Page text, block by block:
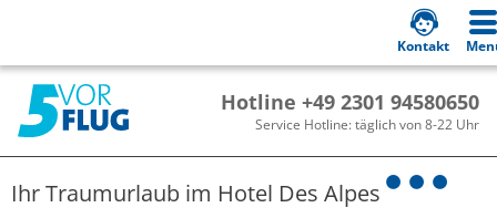
Hotline +49 2301 94580650
Service Hotline: täglich von 8-22 Uhr
Kontakt
Ihr Traumurlaub im Hotel Des Alpes